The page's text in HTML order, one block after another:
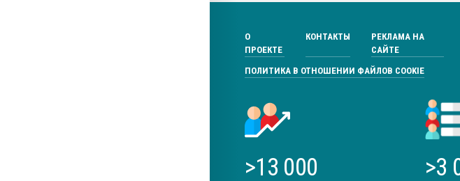
О
ПРОЕКТЕ
КОНТАКТЫ
РЕКЛАМА НА
САЙТЕ
ПОЛИТИКА В ОТНОШЕНИИ ФАЙЛОВ COOKIE
>13 000 >3